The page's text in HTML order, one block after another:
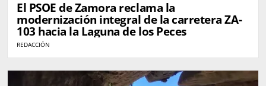
El PSOE de Zamora reclama la
modernización integral de la carretera ZA-
103 hacia la Laguna de los Peces
REDACCIÓN